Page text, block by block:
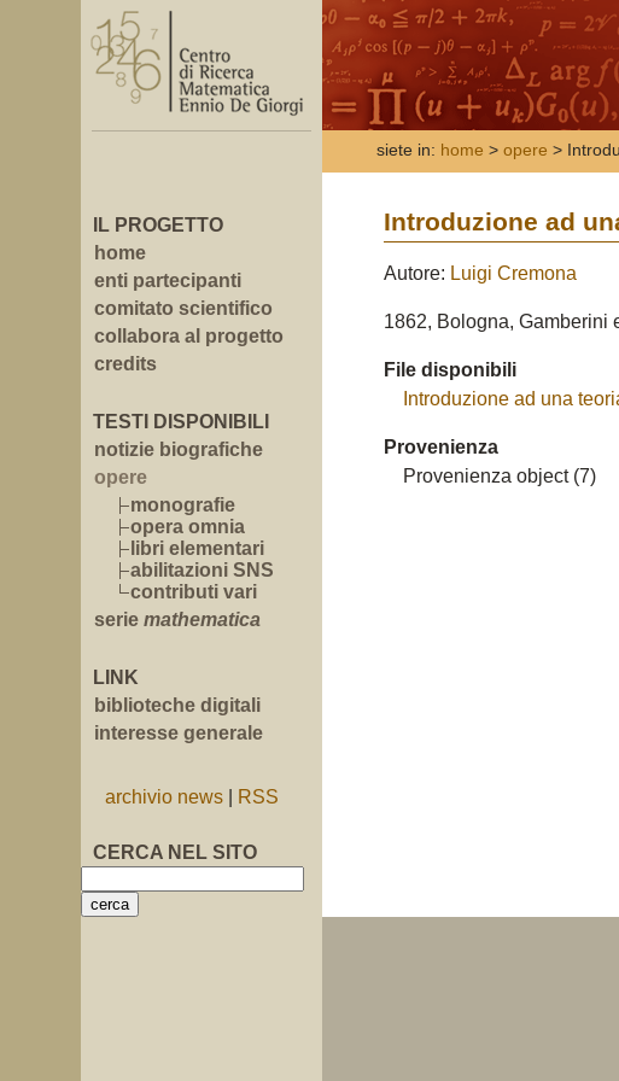
IL PROGETTO
home
enti partecipanti
comitato scientifico
collabora al progetto
credits
TESTI DISPONIBILI
notizie biografiche
opere
monografie
opera omnia
libri elementari
abilitazioni SNS
contributi vari
seriemathematica
LINK
biblioteche digitali
interesse generale
archivio news RSS
CERCA NEL SITO
siete in: home >opere >
Introduzione ad
Autore: Luigi Cremona
1862, Bologna, Gamberini
File disponibili
Introduzione ad una
Provenienza
Provenienza object (7)